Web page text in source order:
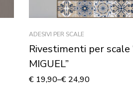
ADESIVI PER SCALE
Rivestimenti per scale
MIGUEL”
€ 19,90–€ 24,90